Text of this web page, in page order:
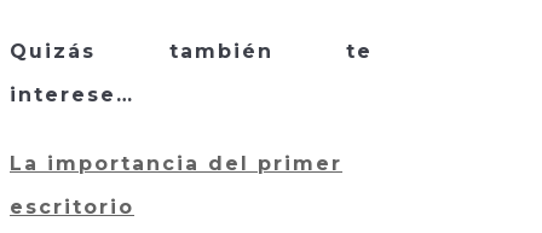
Quizás también te
interese…
La importancia del primer
escritorio